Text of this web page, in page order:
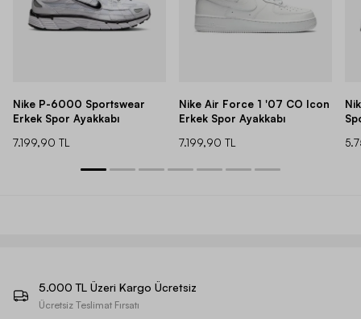
Nike P-6000 Sportswear
Erkek Spor Ayakkabı
7.199,90 TL
Nike Air Force 1 '07 CO Icon
Erkek Spor Ayakkabı
7.199,90 TL
5.000 TL Üzeri Kargo Ücretsiz
Ücretsiz Teslimat Fırsatı